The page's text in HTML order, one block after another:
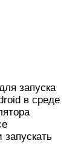
запуска
в среде